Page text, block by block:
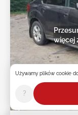
2d : 13h : 47m : 14s
więcej
Używamy plików cookie
?